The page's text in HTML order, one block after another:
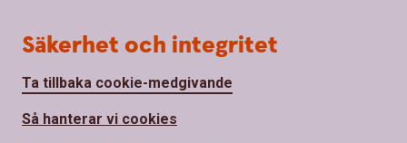
Säkerhet och integritet
Ta tillbaka cookie-medgivande
Så hanterar vi cookies